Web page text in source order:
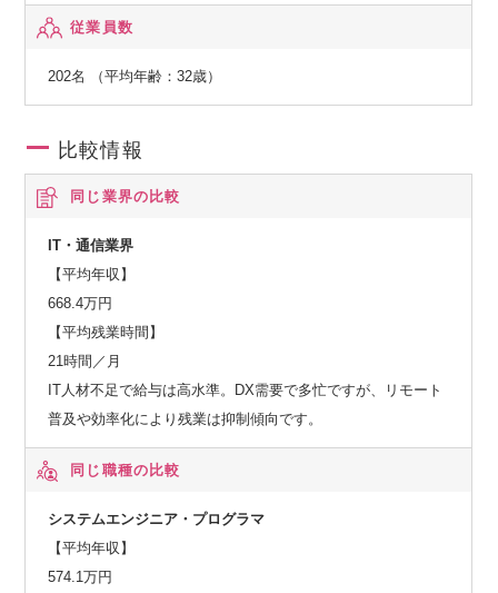
◆アイソルートビジネスコミュニケーショントレーニングサ
従業員数
202名 （平均年齢：32歳）
比較情報
同じ業界の比較
IT・通信業界
【平均年収】
668.4万円
【平均残業時間】
21時間／月
IT人材不足で給与は高水準。DX需要で多忙ですが、リモート
普及や効率化により残業は抑制傾向です。
同じ職種の比較
システムエンジニア・プログラマ
【平均年収】
574.1万円